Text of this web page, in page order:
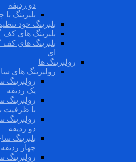
دو ردیفه
بلبرینگ
بلبرینگ خود
بلبرینگ های کف
بلبرینگ های کف
ای
رولبرینگ ها
رولبرینگ های
رولبرینگ
یک ردیفه
رولبرینگ
با ظرفیت
رولبرینگ
دو ردیفه
بلبرینگ
چهار ردیفه
رولبرینگ